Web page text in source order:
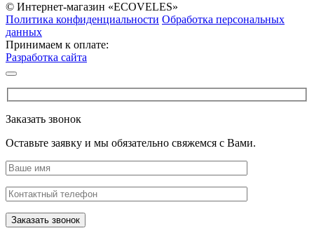
© Интернет-магазин «ECOVELES»
Политика конфиденциальности Обработка персональных
данных
Принимаем к оплате:
Разработка сайта
Заказать звонок
Оставьте заявку и мы обязательно свяжемся с Вами.
Заказать звонок